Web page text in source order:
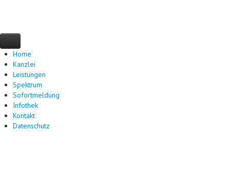
Home
Kanzlei
Leistungen
Spektrum
Branchenschwerpunkte
Jahresabschluss
Existenzgründung
Steuererklärungen
Sofortmeldung
Infothek
Kanzlei-News
Nachrichten zu Steuern
Kontakt
Datenschutz